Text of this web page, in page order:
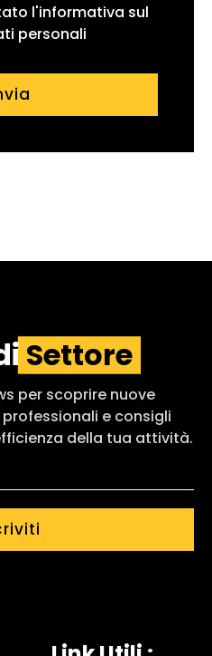
l'informativa sul
personali
Settore
per scoprire nuove
e consigli
della tua attività.